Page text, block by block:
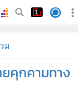
ม
คุกคามทาง